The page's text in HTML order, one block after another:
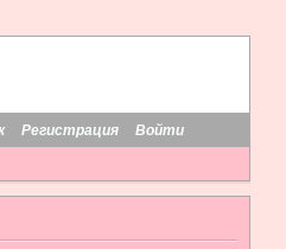
Регистрация Войти